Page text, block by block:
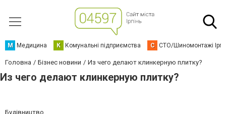
М Медицина К Комунальні підприємства С СТО/Шиномонтажі
Головна Бізнес новини Из чего делают клинкерную плитку?
Из чего делают клинкерную плитку?
Будівництво